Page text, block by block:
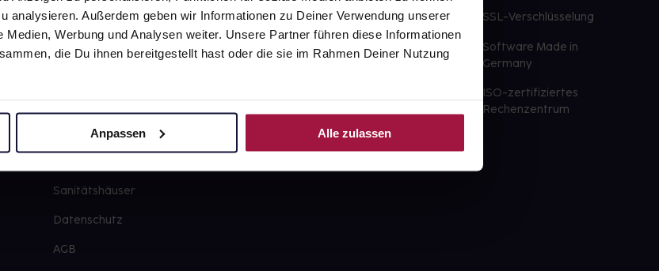
analysieren. Außerdem geben wir Informationen zu Deiner Verwendung unserer
Werbung und Analysen weiter. Unsere Partner führen diese Informationen
die Du ihnen bereitgestellt hast oder die sie im Rahmen Deiner Nutzung
Anpassen Alle zulassen
Über uns
PAYBACK
Sanitätshäuser
Datenschutz
AGB
Ausgewählte Wunschprodukte
sofort abholbereit
Lieferung für sofort verfügbare
Große Auswahl an Apotheken
SSL-Verschlüsselung
Software Made in
Germany
ISO-zertifiziertes
Rechenzentrum